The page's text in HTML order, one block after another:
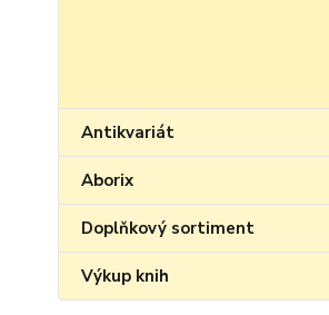
Antikvariát
Aborix
Doplňkový sortiment
Výkup knih